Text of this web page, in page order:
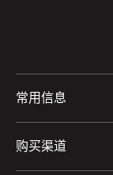
常用信息
购买渠道